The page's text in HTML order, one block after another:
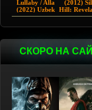
Lullaby / Alla
(2022) Uzbek
tilida
(2012)
Hill:
СКОРО НА